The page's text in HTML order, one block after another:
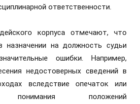
ответственности.
корпуса отмечают, что
назначении на должность судьи
ошибки. Например,
недостоверных сведений в
вследствие опечаток или
понимания положений